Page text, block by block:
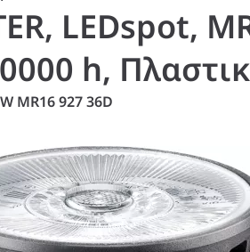
LEDspot,
h,
MR16 927 36D